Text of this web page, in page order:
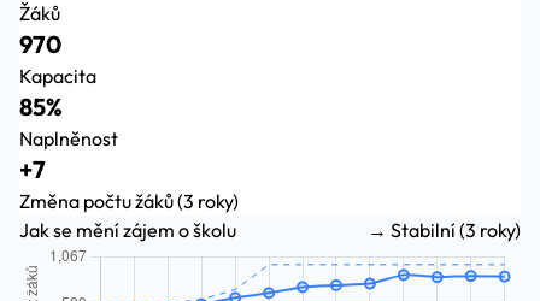
Žáků
970
Kapacita
85%
Naplněnost
+7
Změna počtu žáků (3 roky)
Jak se mění zájem o školu
→ Stabilní (3 roky)